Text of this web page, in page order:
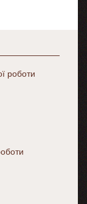
роботи